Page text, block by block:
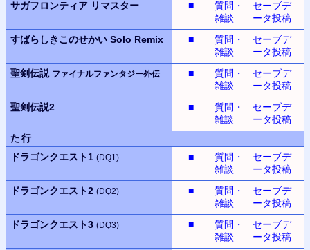
サガフロンティア リマスター ■
質問・
雑談
セーブデ
ータ投稿
すばらしきこのせかい Solo Remix ■
質問・
雑談
セーブデ
ータ投稿
聖剣伝説 ファイナルファンタジー外伝 ■
質問・
雑談
セーブデ
ータ投稿
聖剣伝説2
■
質問・
雑談
セーブデ
ータ投稿
た行
ドラゴンクエスト1 (DQ1) ■
質問・
雑談
セーブデ
ータ投稿
ドラゴンクエスト2 (DQ2) ■
質問・
雑談
セーブデ
ータ投稿
ドラゴンクエスト3 (DQ3) ■
質問・
雑談
セーブデ
ータ投稿